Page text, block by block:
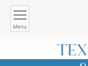
Menu